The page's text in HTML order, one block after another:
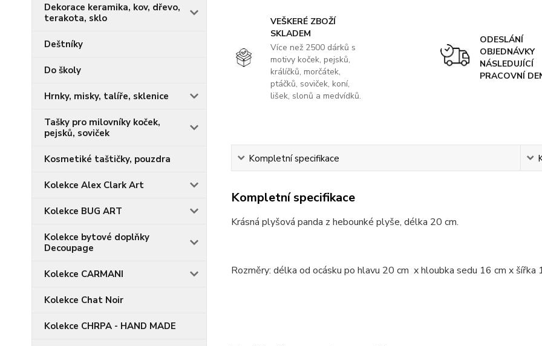
Dekorace keramika, kov, dřevo,
terakota, sklo
Deštníky
Do školy
Hrnky, misky, talíře, sklenice
Tašky pro milovníky koček,
pejsků, soviček
Kosmetiké taštičky, pouzdra
Kolekce Alex Clark Art
Kolekce BUG ART
Kolekce bytové doplňky
Decoupage
Kolekce CARMANI
Kolekce Chat Noir
Kolekce CHRPA - HAND MADE
VEŠKERÉ ZBOŽÍ
SKLADEM
Více než 2500 dárků s
motivy koček, pejsků,
králíčků, morčátek,
ptáčků, soviček, koní,
lišek, slonů a medvídků.
ODESLÁNÍ
OBJEDNÁVKY
NÁSLEDUJÍCÍ
PRACOVNÍ
Kompletní specifikace
Kompletní specifikace
Krásná plyšová panda z hebounké plyše, délka 20 cm.
Rozměry: délka od ocásku po hlavu 20 cm x hloubka sedu 16 cm x šířka